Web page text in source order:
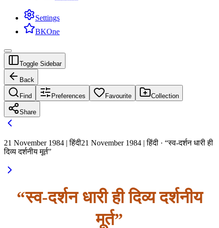
Settings
BKOne
Toggle Sidebar
Back
Find Preferences Favourite Collection
Share
21 November 1984 | हिंदी21 November 1984 | हिंदी · “स्व-दर्शन धारी ही
दिव्य दर्शनीय मूर्त”
“स्व-दर्शन धारी ही दिव्य दर्शनीय
मूर्त”